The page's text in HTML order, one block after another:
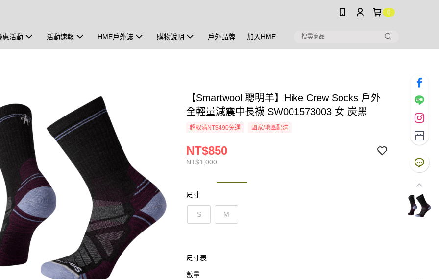
0
惠活動 活動速報 HME戶外誌 購物說明 戶外品牌 加入HME
【Smartwool 聰明羊】Hike Crew Socks 戶外
全輕量減震中長襪 SW001573003 女 炭黑
超取滿NT$490免運 國家/地區配送
NT$1,000
NT$850
尺寸
S M
尺寸表
數量